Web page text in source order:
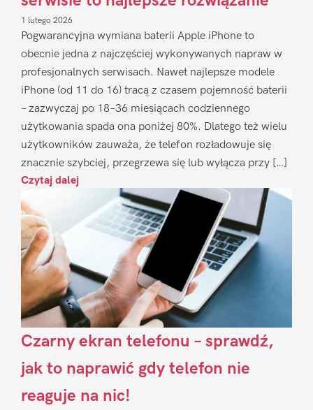
1 lutego 2026
Pogwarancyjna wymiana baterii Apple iPhone to
obecnie jedna z najczęściej wykonywanych napraw w
profesjonalnych serwisach. Nawet najlepsze modele
iPhone (od 11 do 16) tracą z czasem pojemność baterii
– zazwyczaj po 18–36 miesiącach codziennego
użytkowania spada ona poniżej 80%. Dlatego też wielu
użytkowników zauważa, że telefon rozładowuje się
znacznie szybciej, przegrzewa się lub wyłącza przy […]
Czytaj dalej
Czarny ekran telefonu – sprawdź,
jak to naprawić gdy telefon nie
reaguje na nic!